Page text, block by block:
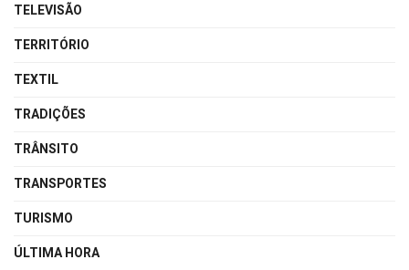
TELEVISÃO
TERRITÓRIO
TEXTIL
TRADIÇÕES
TRÂNSITO
TRANSPORTES
TURISMO
ÚLTIMA HORA